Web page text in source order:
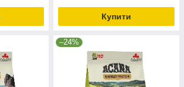
Купити
–24%